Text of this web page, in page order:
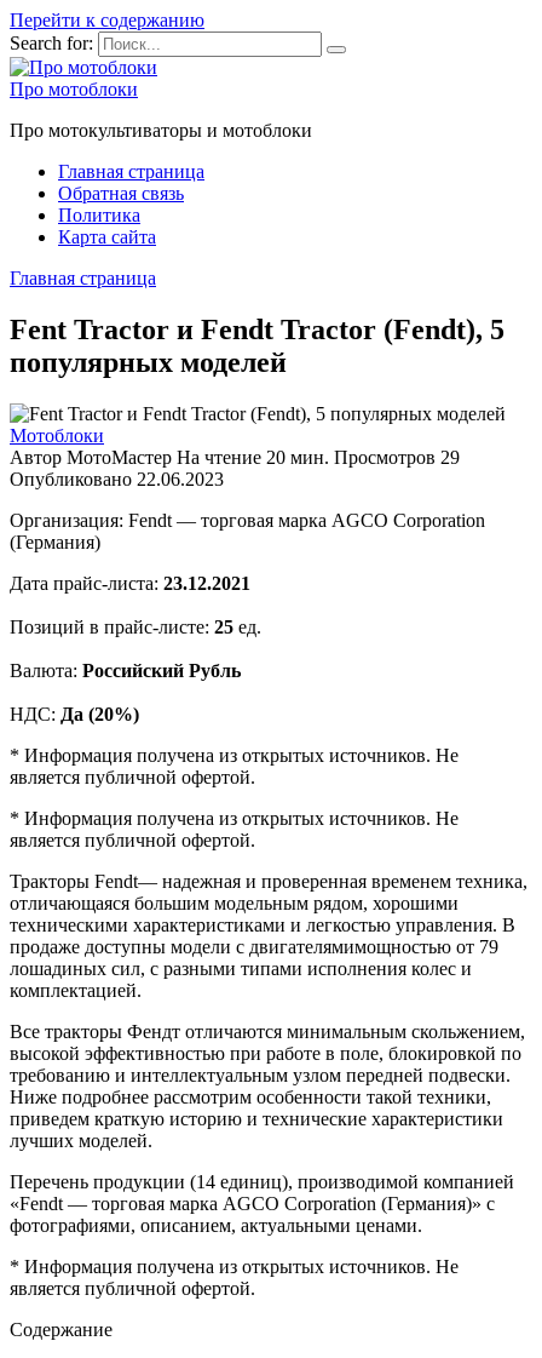
Перейти к содержанию
Search for:
Про мотоблоки
Про мотокультиваторы и мотоблоки
Главная страница
Обратная связь
Политика
Карта сайта
Главная страница
Fent Tractor и Fendt Tractor (Fendt), 5
популярных моделей
Мотоблоки
Автор МотоМастер На чтение 20 мин. Просмотров 29
Опубликовано 22.06.2023
Организация: Fendt — торговая марка AGCO Corporation
(Германия)
Дата прайс-листа: 23.12.2021
Позиций в прайс-листе: 25 ед.
Валюта: Российский Рубль
НДС: Да (20%)
* Информация получена из открытых источников. Не
является публичной офертой.
* Информация получена из открытых источников. Не
является публичной офертой.
Тракторы Fendt— надежная и проверенная временем техника,
отличающаяся большим модельным рядом, хорошими
техническими характеристиками и легкостью управления. В
продаже доступны модели с двигателямимощностью от 79
лошадиных сил, с разными типами исполнения колес и
комплектацией.
Все тракторы Фендт отличаются минимальным скольжением,
высокой эффективностью при работе в поле, блокировкой по
требованию и интеллектуальным узлом передней подвески.
Ниже подробнее рассмотрим особенности такой техники,
приведем краткую историю и технические характеристики
лучших моделей.
Перечень продукции (14 единиц), производимой компанией
«Fendt — торговая марка AGCO Corporation (Германия)» с
фотографиями, описанием, актуальными ценами.
* Информация получена из открытых источников. Не
является публичной офертой.
Содержание